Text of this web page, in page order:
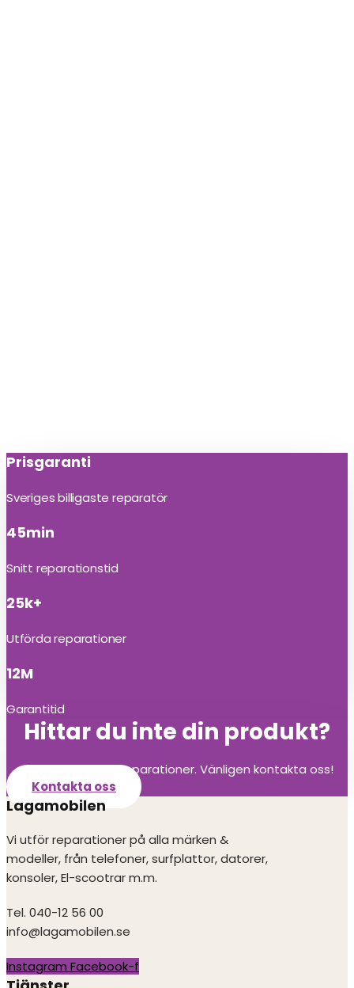
Prisgaranti
Sveriges billigaste reparatör
45min
Snitt reparationstid
25k+
Utförda reparationer
12M
Garantitid
Hittar du inte din produkt?
Vi utför alla olika reparationer. Vänligen kontakta oss!
Kontakta oss
Lagamobilen
Vi utför reparationer på alla märken &
modeller, från telefoner, surfplattor, datorer,
konsoler, El-scootrar m.m.
Tel. 040-12 56 00
info@lagamobilen.se
Instagram Facebook-f